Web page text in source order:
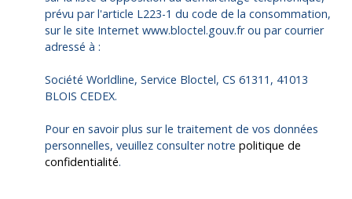
prévu par l'article L223-1 du code de la consommation,
sur le site Internet www.bloctel.gouv.fr ou par courrier
adressé à :
Société Worldline, Service Bloctel, CS 61311, 41013
BLOIS CEDEX.
Pour en savoir plus sur le traitement de vos données
personnelles, veuillez consulter notre politique de
confidentialité.